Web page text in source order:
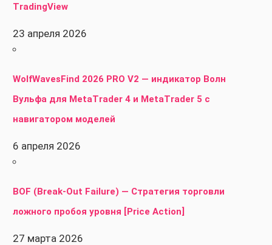
TradingView
23 апреля 2026
WolfWavesFind 2026 PRO V2 — индикатор Волн
Вульфа для MetaTrader 4 и MetaTrader 5 с
навигатором моделей
6 апреля 2026
BOF (Break-Out Failure) — Стратегия торговли
ложного пробоя уровня [Price Action]
27 марта 2026